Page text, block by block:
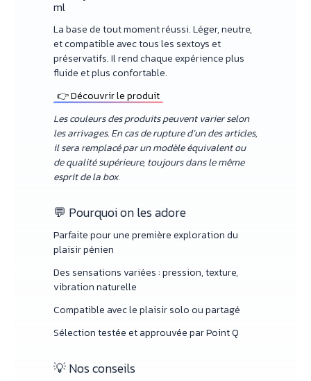
ml
La base de tout moment réussi. Léger, neutre,
et compatible avec tous les sextoys et
préservatifs. Il rend chaque expérience plus
fluide et plus confortable.
👉 Découvrir le produit
Les couleurs des produits peuvent varier selon
les arrivages. En cas de rupture d’un des articles,
il sera remplacé par un modèle équivalent ou
de qualité supérieure, toujours dans le même
esprit de la box.
💬 Pourquoi on les adore
Parfaite pour une première exploration du
plaisir pénien
Des sensations variées : pression, texture,
vibration naturelle
Compatible avec le plaisir solo ou partagé
Sélection testée et approuvée par Point Q
💡 Nos conseils